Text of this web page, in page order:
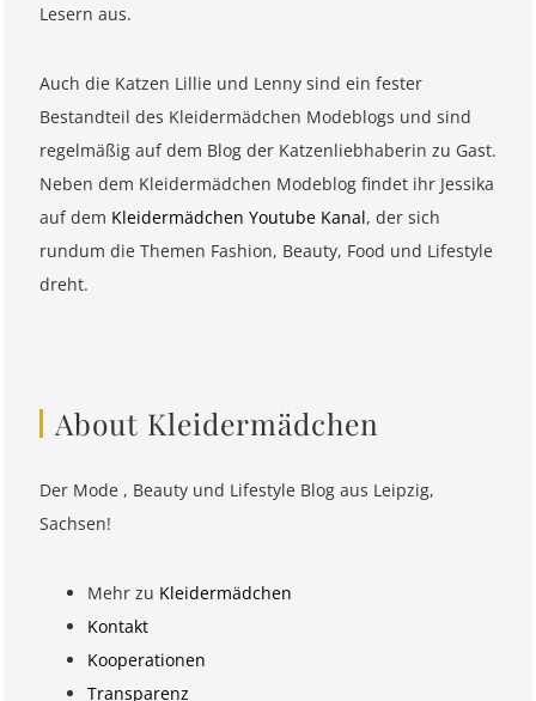
Lesern aus.
Auch die Katzen Lillie und Lenny sind ein fester
Bestandteil des Kleidermädchen Modeblogs und sind
regelmäßig auf dem Blog der Katzenliebhaberin zu Gast.
Neben dem Kleidermädchen Modeblog findet ihr Jessika
auf dem Kleidermädchen Youtube Kanal, der sich
rundum die Themen Fashion, Beauty, Food und Lifestyle
dreht.
About Kleidermädchen
Der Mode , Beauty und Lifestyle Blog aus Leipzig,
Sachsen!
Mehr zu Kleidermädchen
Kontakt
Kooperationen
Transparenz